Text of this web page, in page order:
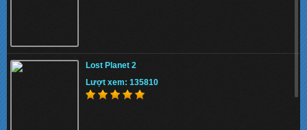
Lost Planet 2
Lượt xem: 135810